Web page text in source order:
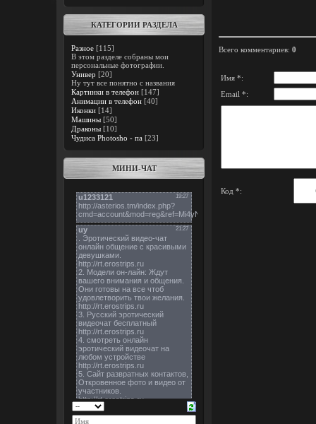
КАТЕГОРИИ РАЗДЕЛА
Разное [115]
В этом разделе собраны мои
персональные фотографии.
Универ [20]
Ну тут все понятно с названия
Картинки в телефон [147]
Анимации в телефон [40]
Иконки [14]
Машины [50]
Драконы [10]
Чудиса Photosho - па [23]
МИНИ-ЧАТ
Всего комментариев: 0
Имя *:
Email *:
Код *: